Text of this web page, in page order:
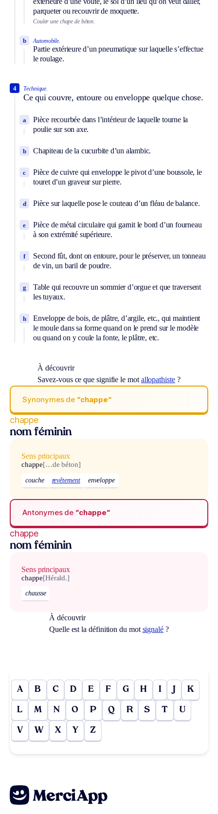
parqueter ou recouvrir de moquette.
Couler une chape de béton.
Automobile.
Partie extérieure d’un pneumatique sur laquelle s’effectue
le roulage.
b
Technique.
Ce qui couvre, entoure ou enveloppe quelque chose.
4
Pièce recourbée dans l’intérieur de laquelle tourne la
poulie sur son axe.
a
Chapiteau de la cucurbite d’un alambic.
b
Pièce de cuivre qui enveloppe le pivot d’une boussole, le
touret d’un graveur sur pierre.
c
Pièce sur laquelle pose le couteau d’un fléau de balance.
d
Pièce de métal circulaire qui garnit le bord d’un fourneau
à son extrémité supérieure.
e
Second fût, dont on entoure, pour le préserver, un tonneau
de vin, un baril de poudre.
f
Table qui recouvre un sommier d’orgue et que traversent
les tuyaux.
g
Enveloppe de bois, de plâtre, d’argile, etc., qui maintient
le moule dans sa forme quand on le prend sur le modèle
ou quand on y coule la fonte, le plâtre, etc.
h
À découvrir
Savez-vous ce que signifie le mot allopathiste?
Synonymes de “chappe“
chappe
nom féminin
Sens principaux
chappe[…de béton]
couche revêtement enveloppe
Antonymes de “chappe“
chappe
nom féminin
Sens principaux
chappe[Hérald.]
chausse
À découvrir
Quelle est la définition du mot signalé ?
A B C D E F G H I J K
L M N O P Q R S T U
V W X Y Z